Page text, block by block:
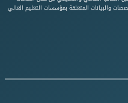
والبيانات المتعلقة بمؤسسات التعليم العالي